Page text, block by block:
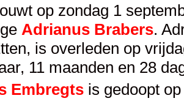
op zondag 1
Adrianus Brabers.
is overleden op
11 maanden en 28
Embregts is gedoopt